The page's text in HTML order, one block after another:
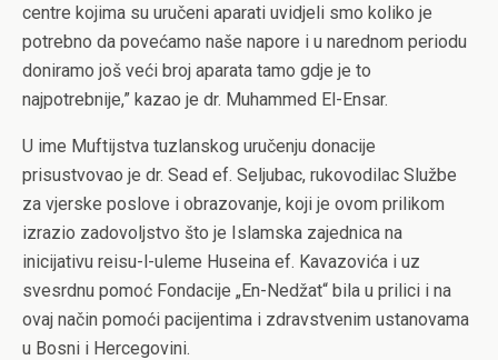
centre kojima su uručeni aparati uvidjeli smo koliko je
potrebno da povećamo naše napore i u narednom periodu
doniramo još veći broj aparata tamo gdje je to
najpotrebnije,” kazao je dr. Muhammed El-Ensar.
U ime Muftijstva tuzlanskog uručenju donacije
prisustvovao je dr. Sead ef. Seljubac, rukovodilac Službe
za vjerske poslove i obrazovanje, koji je ovom prilikom
izrazio zadovoljstvo što je Islamska zajednica na
inicijativu reisu-l-uleme Huseina ef. Kavazovića i uz
svesrdnu pomoć Fondacije „En-Nedžat“ bila u prilici i na
ovaj način pomoći pacijentima i zdravstvenim ustanovama
u Bosni i Hercegovini.